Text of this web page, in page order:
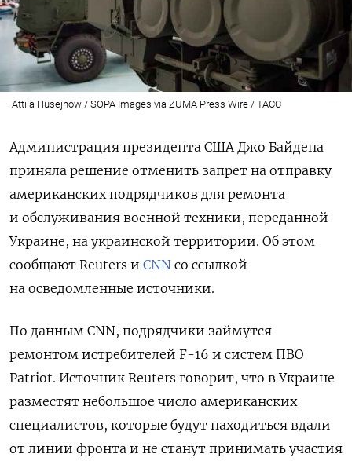
Attila Husejnow / SOPA Images via ZUMA Press Wire / ТАСС
Администрация президента США Джо Байдена
приняла решение отменить запрет на отправку
американских подрядчиков для ремонта
и обслуживания военной техники, переданной
Украине, на украинской территории. Об этом
сообщают Reuters и CNN со ссылкой
на осведомленные источники.
По данным CNN, подрядчики займутся
ремонтом истребителей F-16 и систем ПВО
Patriot. Источник Reuters говорит, что в Украине
разместят небольшое число американских
специалистов, которые будут находиться вдали
от линии фронта и не станут принимать участия